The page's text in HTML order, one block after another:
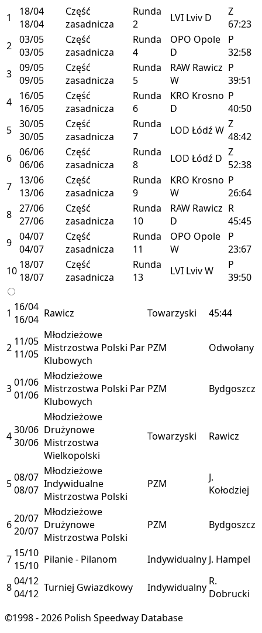
1
18/04
18/04
Część
zasadnicza
Runda
2
LVI Lviv D
Z
67:23
2 03/05
03/05
Część
zasadnicza
Runda
4
OPO Opole
D
P
32:58
3 09/05
09/05
Część
zasadnicza
Runda
5
RAW Rawicz
W
P
39:51
4
16/05
16/05
Część
zasadnicza
Runda
6
KRO Krosno
D
P
40:50
5 30/05
30/05
Część
zasadnicza
Runda
7
LOD Łódź W Z
48:42
6 06/06
06/06
Część
zasadnicza
Runda
8
LOD Łódź D Z
52:38
7
13/06
13/06
Część
zasadnicza
Runda
9
KRO Krosno
W
P
26:64
8 27/06
27/06
Część
zasadnicza
Runda
10
RAW Rawicz
D
R
45:45
9 04/07
04/07
Część
zasadnicza
Runda
11
OPO Opole
W
P
23:67
10 18/07
18/07
Część
zasadnicza
Runda
13
LVI LvivW
P
39:50
1 16/04
16/04 Rawicz Towarzyski 45:44
2 11/05
11/05
Młodzieżowe
Mistrzostwa Polski Par
Klubowych
PZM Odwołany
301/06
01/06
Młodzieżowe
Mistrzostwa Polski Par
Klubowych
PZM Bydgoszcz
430/06
30/06
Młodzieżowe
Drużynowe
Mistrzostwa
Wielkopolski
Towarzyski Rawicz
508/07
08/07
Młodzieżowe
Indywidualne
Mistrzostwa Polski
PZM
J.
Kołodziej
620/07
20/07
Młodzieżowe
Drużynowe
Mistrzostwa Polski
PZM Bydgoszcz
7 15/10
15/10 Pilanie - Pilanom Indywidualny J. Hampel
804/12
04/12 Turniej Gwiazdkowy Indywidualny R.
Dobrucki
©1998 - 2026 Polish Speedway Database